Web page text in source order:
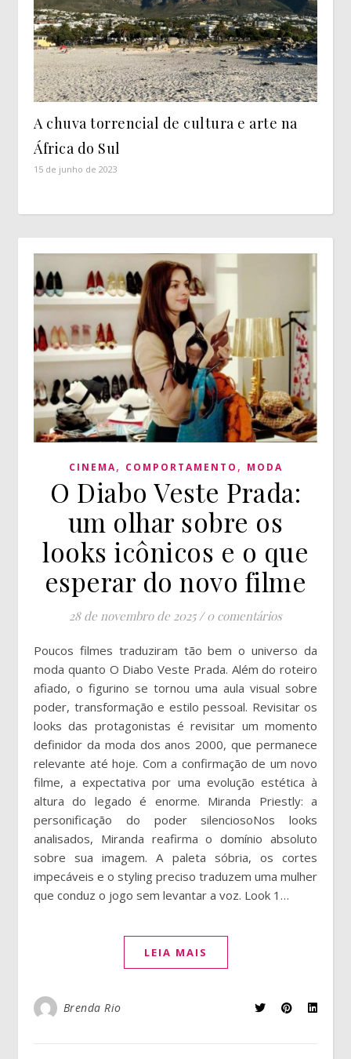
A chuva torrencial de cultura e arte na
África do Sul
15 de junho de 2023
CINEMA, COMPORTAMENTO , MODA
O Diabo Veste Prada:
um olhar sobre os
looks icônicos e o que
esperar do novo filme
28 de novembro de 2025 / 0 comentários
Poucos filmes traduziram tão bem o universo da
moda quanto O Diabo Veste Prada. Além do roteiro
afiado, o figurino se tornou uma aula visual sobre
poder, transformação e estilo pessoal. Revisitar os
looks das protagonistas é revisitar um momento
definidor da moda dos anos 2000, que permanece
relevante até hoje. Com a confirmação de um novo
filme, a expectativa por uma evolução estética à
altura do legado é enorme. Miranda Priestly: a
personificação do poder silenciosoNos looks
analisados, Miranda reafirma o domínio absoluto
sobre sua imagem. A paleta sóbria, os cortes
impecáveis e o styling preciso traduzem uma mulher
que conduz o jogo sem levantar a voz. Look 1…
LEIA MAIS
Brenda Rio